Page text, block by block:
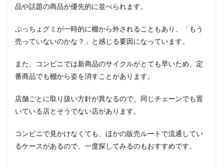
品や話題の商品が優先的に並べられます。
ぷっちょグミが一時的に棚から外されることもあり、「もう
売っていないのかな？」と感じる要因になっています。
また、コンビニでは新商品のサイクルがとても早いため、定
番商品でも棚から姿を消すことがあります。
店舗ごとに取り扱い方針が異なるので、同じチェーンでも置
いている店とそうでない店があります。
コンビニで見かけなくても、ほかの販売ルートで流通してい
るケースがあるので、一度探してみるのもおすすめです。